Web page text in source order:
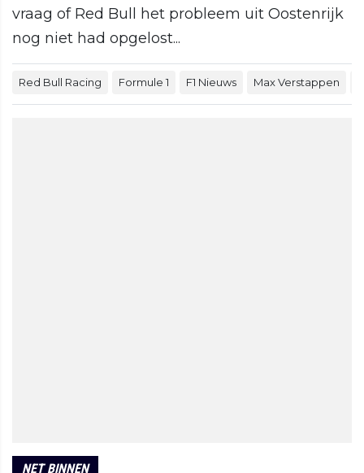
vraag of Red Bull het probleem uit Oostenrijk
nog niet had opgelost...
Red Bull Racing Formule 1 F1 Nieuws Max Verstappen
NET BINNEN